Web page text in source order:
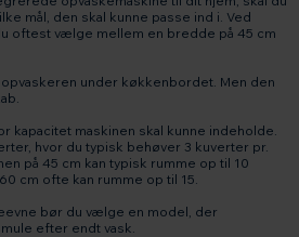
mål, den skal kunne passe ind i. Ved
oftest vælge mellem en bredde på 45 cm
under køkkenbordet. Men den
kapacitet maskinen skal kunne indeholde.
hvor du typisk behøver 3 kuverter pr.
på 45 cm kan typisk rumme op til 10
cm ofte kan rumme op til 15.
bør du vælge en model, der
efter endt vask.